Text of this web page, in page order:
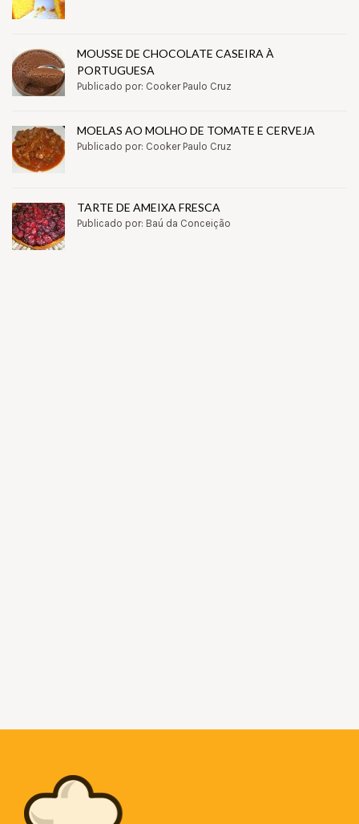
MOUSSE DE CHOCOLATE CASEIRA À
PORTUGUESA
Publicado por: Cooker Paulo Cruz
MOELAS AO MOLHO DE TOMATE E CERVEJA
Publicado por: Cooker Paulo Cruz
TARTE DE AMEIXA FRESCA
Publicado por: Baú da Conceição